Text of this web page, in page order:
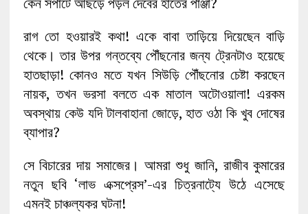
রাগ তো হওয়ারই কথা! একে বাবা তাড়িয়ে দিয়েছেন বাড়ি
থেকে। তার উপর গন্তব্যে পৌঁছনোর জন্য ট্রেনটাও হয়েছে
হাতছাড়া! কোনও মতে যখন সিউড়ি পৌঁছনোর চেষ্টা করছেন
নায়ক, তখন ভরসা বলতে এক মাতাল অটোওয়ালা! এরকম
অবস্থায় কেউ যদি টালবাহানা জোড়ে, হাত ওঠা কি খুব দোষের
ব্যাপার?
সে বিচারের দায় সমাজের। আমরা শুধু জানি, রাজীব কুমারের
নতুন ছবি ‘লাভ এক্সপ্রেস’-এর চিত্রনাট্যে উঠে এসেছে
এমনই চাঞ্চল্যকর ঘটনা!